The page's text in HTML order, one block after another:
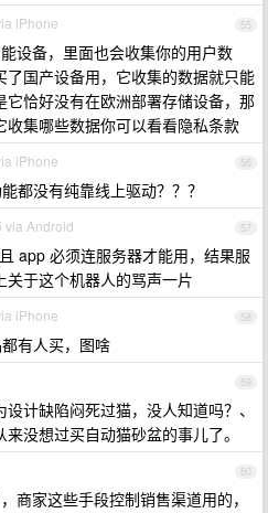
55
iPhone
设备，里面也会收集你的用户数
国产设备用，它收集的数据就只能
恰好没有在欧洲部署存储设备，那
收集哪些数据你可以看看隐私条款
56
iPhone
都没有纯靠线上驱动？？？
57
via Android
app 必须连服务器才能用，结果服
于这个机器人的骂声一片
58
iPhone
有人买，图啥
59
计缺陷闷死过猫，没人知道吗？、
没想过买自动猫砂盆的事儿了。
60
商家这些手段控制销售渠道用的，